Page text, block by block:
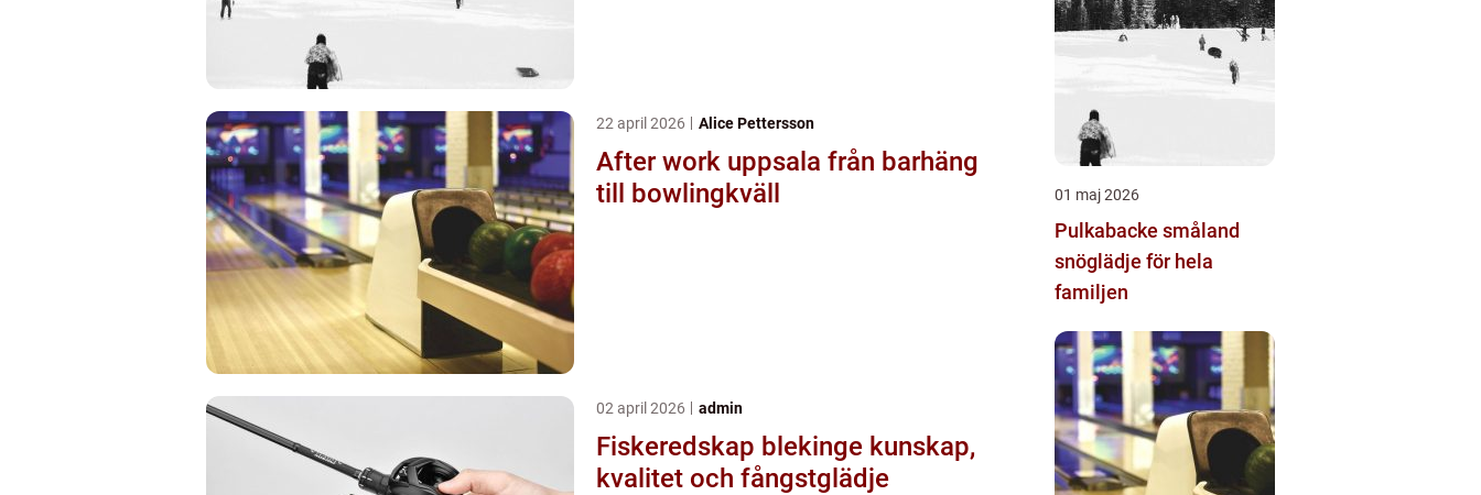
22 april 2026 Alice Pettersson
After work uppsala från barhäng
till bowlingkväll
02 april 2026 admin
Fiskeredskap blekinge kunskap,
kvalitet och fångstglädje
01 maj 2026
Pulkabacke småland
snöglädje för hela
familjen